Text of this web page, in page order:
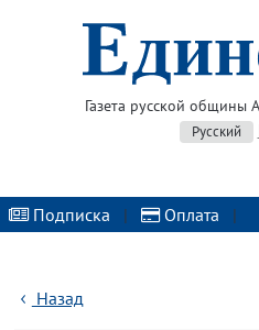
Газета русской общины
Русский
Подписка | Оплата |
Назад